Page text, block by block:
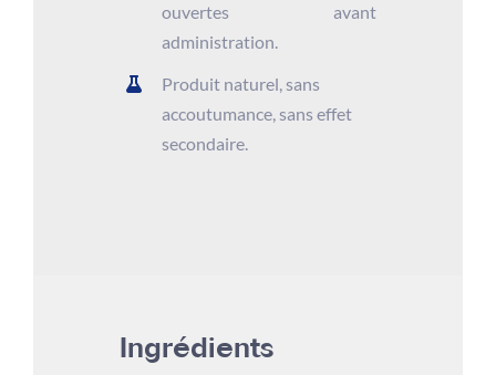
ouvertes avant
administration.
Produit naturel, sans
accoutumance, sans effet
secondaire.
Ingrédients